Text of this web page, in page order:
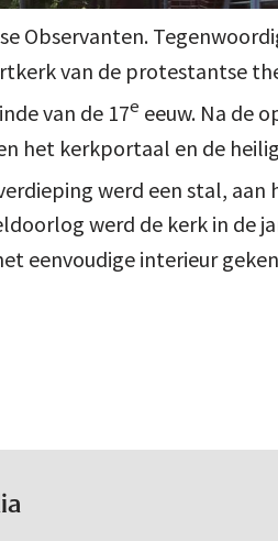
Observanten.
van de protestantse
van de 17e eeuw. Na de
het kerkportaal en de
werd een stal, aan
werd de kerk in de
eenvoudige interieur